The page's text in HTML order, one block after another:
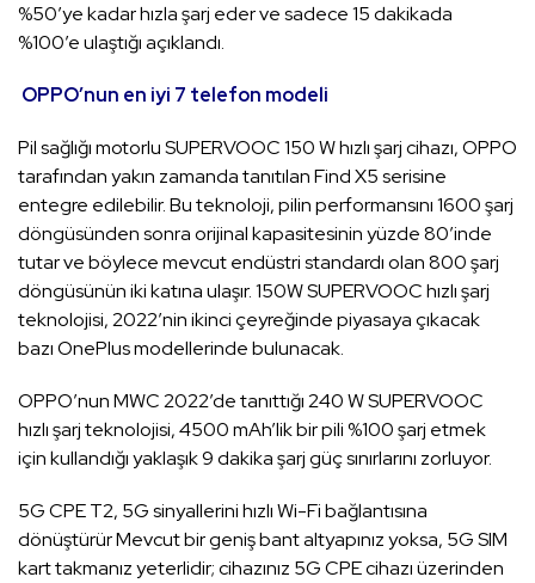
%50’ye kadar hızla şarj eder ve sadece 15 dakikada
%100’e ulaştığı açıklandı.
OPPO’nun en iyi 7 telefon modeli
Pil sağlığı motorlu SUPERVOOC 150 W hızlı şarj cihazı, OPPO
tarafından yakın zamanda tanıtılan Find X5 serisine
entegre edilebilir. Bu teknoloji, pilin performansını 1600 şarj
döngüsünden sonra orijinal kapasitesinin yüzde 80’inde
tutar ve böylece mevcut endüstri standardı olan 800 şarj
döngüsünün iki katına ulaşır. 150W SUPERVOOC hızlı şarj
teknolojisi, 2022’nin ikinci çeyreğinde piyasaya çıkacak
bazı OnePlus modellerinde bulunacak.
OPPO’nun MWC 2022’de tanıttığı 240 W SUPERVOOC
hızlı şarj teknolojisi, 4500 mAh’lik bir pili %100 şarj etmek
için kullandığı yaklaşık 9 dakika şarj güç sınırlarını zorluyor.
5G CPE T2, 5G sinyallerini hızlı Wi-Fi bağlantısına
dönüştürür Mevcut bir geniş bant altyapınız yoksa, 5G SIM
kart takmanız yeterlidir; cihazınız 5G CPE cihazı üzerinden